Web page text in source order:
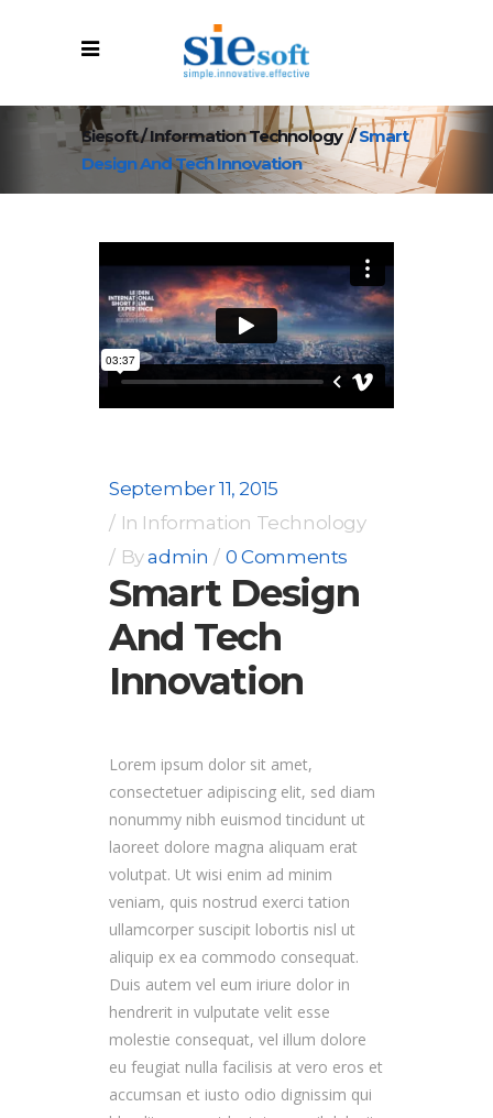
Siesoft/Information Technology /Smart
Design And Tech Innovation
September 11, 2015
In Information Technology
Byadmin 0 Comments
Smart Design
And Tech
Innovation
Lorem ipsum dolor sit amet,
consectetuer adipiscing elit, sed diam
nonummy nibh euismod tincidunt ut
laoreet dolore magna aliquam erat
volutpat. Ut wisi enim ad minim
veniam, quis nostrud exerci tation
ullamcorper suscipit lobortis nisl ut
aliquip ex ea commodo consequat.
Duis autem vel eum iriure dolor in
hendrerit in vulputate velit esse
molestie consequat, vel illum dolore
eu feugiat nulla facilisis at vero eros et
accumsan et iusto odio dignissim qui